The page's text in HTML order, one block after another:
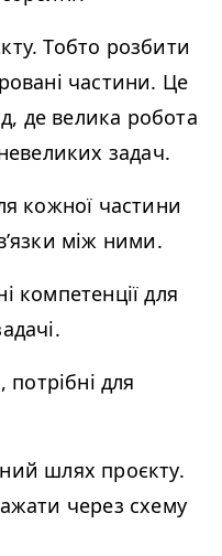
Тобто розбити
частини. Це
де велика робота
задач.
кожної частини
між ними.
компетенції для
потрібні для
шлях проєкту.
через схему